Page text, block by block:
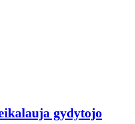
gydytojo